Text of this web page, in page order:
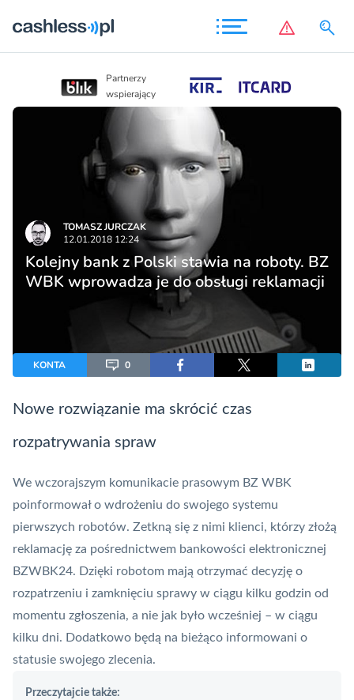
Partnerzy
wspierający
TOMASZ JURCZAK
12.01.2018 12:24
Kolejny bank z Polski stawia na roboty. BZ
WBK wprowadza je do obsługi reklamacji
KONTA 0
Nowe rozwiązanie ma skrócić czas
rozpatrywania spraw
We wczorajszym komunikacie prasowym BZ WBK
poinformował o wdrożeniu do swojego systemu
pierwszych robotów. Zetkną się z nimi klienci, którzy złożą
reklamację za pośrednictwem bankowości elektronicznej
BZWBK24. Dzięki robotom mają otrzymać decyzję o
rozpatrzeniu i zamknięciu sprawy w ciągu kilku godzin od
momentu zgłoszenia, a nie jak było wcześniej – w ciągu
kilku dni. Dodatkowo będą na bieżąco informowani o
statusie swojego zlecenia.
Przeczytajcie także: